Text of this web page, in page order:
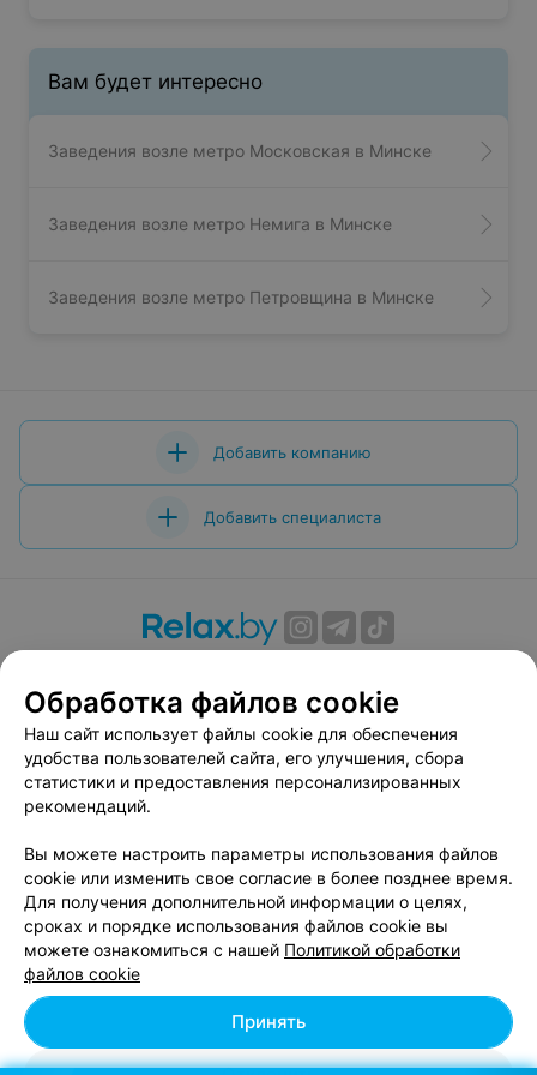
Вам будет интересно
Заведения возле метро Московская в Минске
Заведения возле метро Немига в Минске
Заведения возле метро Петровщина в Минске
Добавить компанию
Добавить специалиста
Вакансии
Публичный договор
Способы оплаты
Публичный договор по использованию сервиса
«Афиша»
Пользовательское соглашение
Связаться по вопросам сотрудничества
Написать руководителю relax.by
Персональные настройки cookie
Обработка персональных данных
© 2026 ООО «Артокс Лаб», УНП 191700409, регистрирующий орган -
Обработка файлов cookie
Наш сайт использует файлы cookie для обеспечения
удобства пользователей сайта, его улучшения, сбора
статистики и предоставления персонализированных
рекомендаций.
Вы можете настроить параметры использования файлов
cookie или изменить свое согласие в более позднее время.
Для получения дополнительной информации о целях,
сроках и порядке использования файлов cookie вы
можете ознакомиться с нашей Политикой обработки
файлов cookie
Принять